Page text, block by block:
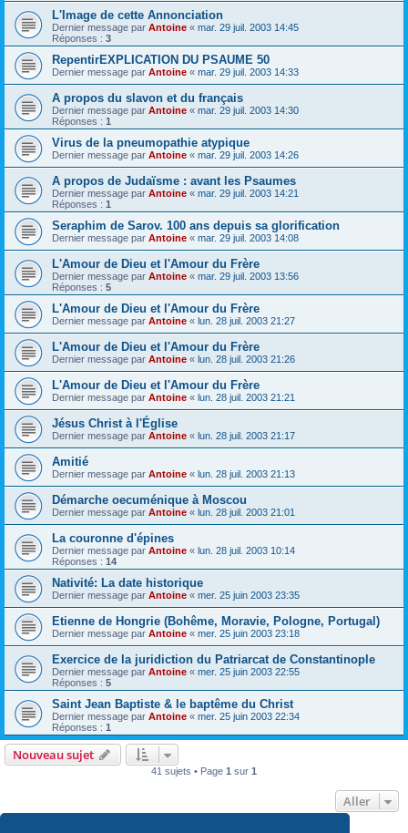
L'Image de cette Annonciation
Dernier message par Antoine « mar. 29 juil. 2003 14:45
Réponses : 3
RepentirEXPLICATION DU PSAUME 50
Dernier message par Antoine « mar. 29 juil. 2003 14:33
A propos du slavon et du français
Dernier message par Antoine « mar. 29 juil. 2003 14:30
Réponses : 1
Virus de la pneumopathie atypique
Dernier message par Antoine « mar. 29 juil. 2003 14:26
A propos de Judaïsme : avant les Psaumes
Dernier message par Antoine « mar. 29 juil. 2003 14:21
Réponses : 1
Seraphim de Sarov. 100 ans depuis sa glorification
Dernier message par Antoine « mar. 29 juil. 2003 14:08
L'Amour de Dieu et l'Amour du Frère
Dernier message par Antoine « mar. 29 juil. 2003 13:56
Réponses : 5
L'Amour de Dieu et l'Amour du Frère
Dernier message par Antoine « lun. 28 juil. 2003 21:27
L'Amour de Dieu et l'Amour du Frère
Dernier message par Antoine « lun. 28 juil. 2003 21:26
L'Amour de Dieu et l'Amour du Frère
Dernier message par Antoine « lun. 28 juil. 2003 21:21
Jésus Christ à l'Église
Dernier message par Antoine « lun. 28 juil. 2003 21:17
Amitié
Dernier message par Antoine « lun. 28 juil. 2003 21:13
Démarche oecuménique à Moscou
Dernier message par Antoine « lun. 28 juil. 2003 21:01
La couronne d'épines
Dernier message par Antoine « lun. 28 juil. 2003 10:14
Réponses : 14
Nativité: La date historique
Dernier message par Antoine « mer. 25 juin 2003 23:35
Etienne de Hongrie (Bohême, Moravie, Pologne, Portugal)
Dernier message par Antoine « mer. 25 juin 2003 23:18
Exercice de la juridiction du Patriarcat de Constantinople
Dernier message par Antoine « mer. 25 juin 2003 22:55
Réponses : 5
Saint Jean Baptiste & le baptême du Christ
Dernier message par Antoine « mer. 25 juin 2003 22:34
Réponses : 1
Nouveau sujet
41 sujets • Page 1 sur 1
Aller